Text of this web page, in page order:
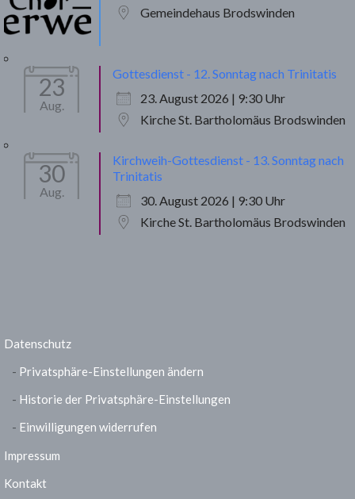
Gemeindehaus Brodswinden
23
Aug.
Gottesdienst - 12. Sonntag nach Trinitatis
23. August 2026 | 9:30 Uhr
Kirche St. Bartholomäus Brodswinden
30
Aug.
Kirchweih-Gottesdienst - 13. Sonntag nach
Trinitatis
30. August 2026 | 9:30 Uhr
Kirche St. Bartholomäus Brodswinden
Datenschutz
Privatsphäre-Einstellungen ändern
Historie der Privatsphäre-Einstellungen
Einwilligungen widerrufen
Impressum
Kontakt